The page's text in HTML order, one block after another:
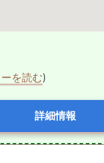
を読む)
詳細情報